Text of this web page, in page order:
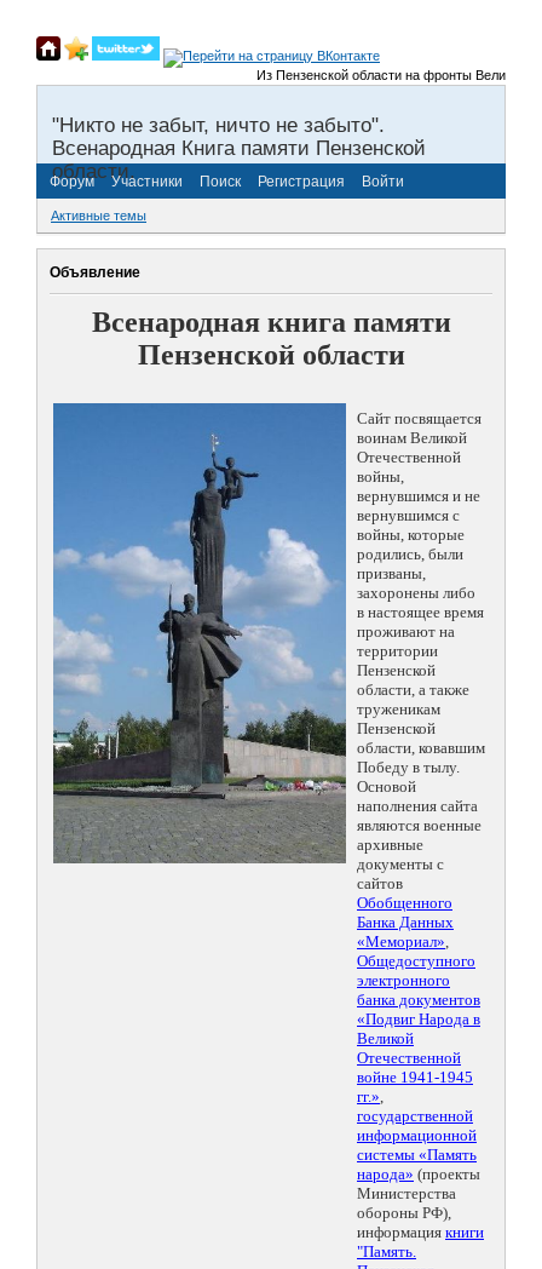
Из Пензенской области на фронты Великой
"Никто не забыт, ничто не забыто".
Всенародная Книга памяти Пензенской
области.
Форум Участники Поиск Регистрация Войти
Активные темы
Объявление
Всенародная книга памяти
Пензенской области
Сайт посвящается
воинам Великой
Отечественной
войны,
вернувшимся и не
вернувшимся с
войны, которые
родились, были
призваны,
захоронены либо
в настоящее время
проживают на
территории
Пензенской
области, а также
труженикам
Пензенской
области, ковавшим
Победу в тылу.
Основой
наполнения сайта
являются военные
архивные
документы с
сайтов
Обобщенного
Банка Данных
«Мемориал»,
Общедоступного
электронного
банка документов
«Подвиг Народа в
Великой
Отечественной
войне 1941-1945
гг.»,
государственной
информационной
системы «Память
народа» (проекты
Министерства
обороны РФ),
информация книги
"Память.